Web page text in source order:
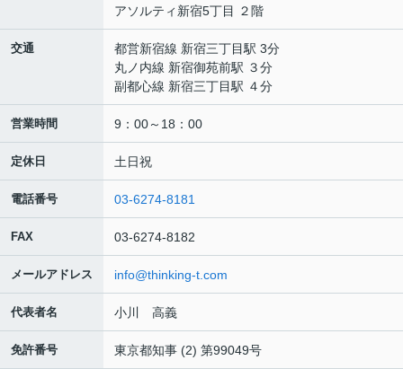
アソルティ新宿5丁目 ２階
交通
都営新宿線 新宿三丁目駅 3分
丸ノ内線 新宿御苑前駅 ３分
副都心線 新宿三丁目駅 ４分
営業時間 9：00～18：00
定休日 土日祝
電話番号 03-6274-8181
FAX 03-6274-8182
メールアドレス info@thinking-t.com
代表者名 小川 高義
免許番号 東京都知事 (2) 第99049号